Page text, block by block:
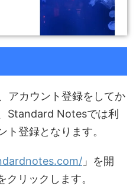
アカウント登録をしてか
Standard Notesでは利
ト登録となります。
」を開
リックします。